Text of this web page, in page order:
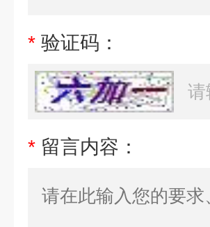
* 验证码：
* 留言内容：